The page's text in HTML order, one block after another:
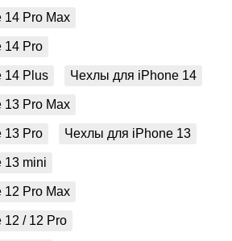
Pro Max
14 Pro
14 Plus Чехлы для iPhone 14
Pro Max
13 Pro Чехлы для iPhone 13
13 mini
Pro Max
/ 12 Pro